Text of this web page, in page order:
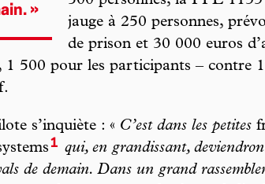
»
jauge à 250 personnes,
de prison et 30 000 euros
1 500 pour les participants – contre
s’inquiète : « C’est dans les petites
1 qui, en grandissant,
de demain. Dans un grand